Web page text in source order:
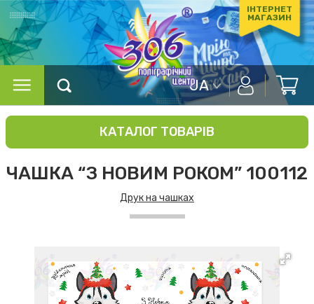
ІНТЕРНЕТ
МАГАЗИН
UA
КАТАЛОГ ТОВАРІВ
ЧАШКА “З НОВИМ РОКОМ” 100112
Друк на чашках